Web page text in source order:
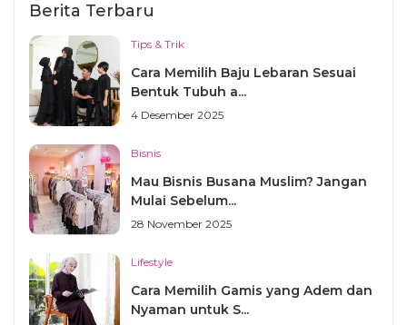
Berita Terbaru
Tips & Trik
Cara Memilih Baju Lebaran Sesuai
Bentuk Tubuh a...
4 Desember 2025
Bisnis
Mau Bisnis Busana Muslim? Jangan
Mulai Sebelum...
28 November 2025
Lifestyle
Cara Memilih Gamis yang Adem dan
Nyaman untuk S...